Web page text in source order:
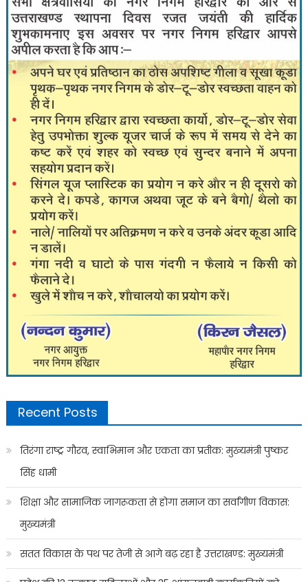
Recent Posts
तिरंगा राष्ट्र गौरव, स्वाभिमान और एकता का प्रतीक: मुख्यमंत्री पुष्कर
सिंह धामी
शिक्षा और सामाजिक जागरूकता से होगा समाज का सर्वांगीण विकास:
मुख्यमंत्री
सतत विकास के पथ पर तेजी से आगे बढ़ रहा है उत्तराखण्ड: मुख्यमंत्री